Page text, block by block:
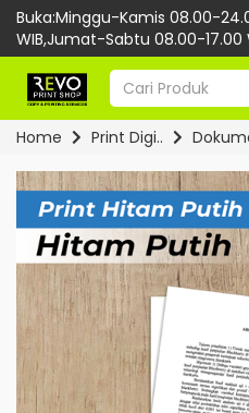
Buka:Minggu-Kamis 08.00-
WIB,Jumat-Sabtu 08.00-17.00
Home Print Digi..